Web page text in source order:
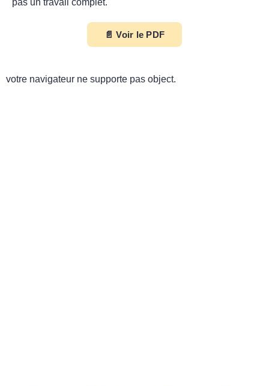
pas un travail complet.
📄 Voir le PDF
votre navigateur ne supporte pas object.